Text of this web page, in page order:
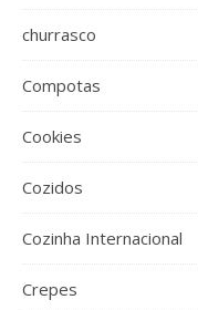
churrasco
Compotas
Cookies
Cozidos
Cozinha Internacional
Crepes